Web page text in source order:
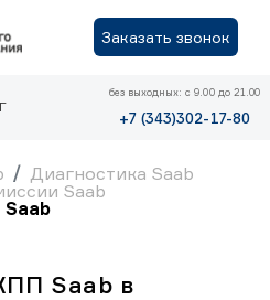
Заказать звонок
без выходных: с 9.00 до 21.00
+7 (343)302-17-80
Диагностика Saab
Saab
Saab в